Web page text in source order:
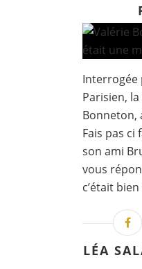
Interrogée
Parisien,
Bonneton,
Fais pas ci
son ami
vous
c’était
LÉA